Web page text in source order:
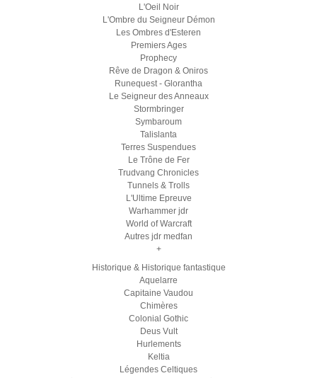
L'Oeil Noir
L'Ombre du Seigneur Démon
Les Ombres d'Esteren
Premiers Ages
Prophecy
Rêve de Dragon & Oniros
Runequest - Glorantha
Le Seigneur des Anneaux
Stormbringer
Symbaroum
Talislanta
Terres Suspendues
Le Trône de Fer
Trudvang Chronicles
Tunnels & Trolls
L'Ultime Epreuve
Warhammer jdr
World of Warcraft
Autres jdr medfan
+
Historique & Historique fantastique
Aquelarre
Capitaine Vaudou
Chimères
Colonial Gothic
Deus Vult
Hurlements
Keltia
Légendes Celtiques